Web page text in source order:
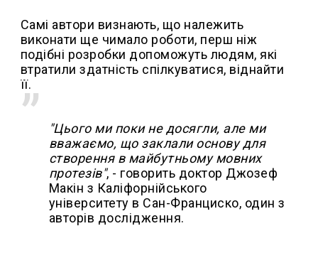
Самі автори визнають, що належить
виконати ще чимало роботи, перш ніж
подібні розробки допоможуть людям, які
втратили здатність спілкуватися, віднайти
її.
"Цього ми поки не досягли, але ми
вважаємо, що заклали основу для
створення в майбутньому мовних
протезів", - говорить доктор Джозеф
Макін з Каліфорнійського
університету в Сан-Франциско, один з
авторів дослідження.